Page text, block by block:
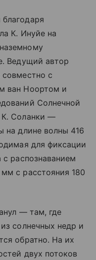
К. Инуйе на
Ведущий автор
с
ван Ноортом и
Солнечной
К. Соланки —
на длине волны 416
для фиксации
распознаванием
с расстояния 180
— там, где
солнечных недр и
обратно. На их
двух потоков